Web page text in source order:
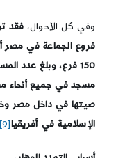
وفي كل الأحوال، فقد
فروع الجماعة في مصر
مسجد في جميع أنحاء
صيتها في داخل مصر
الإسلامية في أفريقيا[9]